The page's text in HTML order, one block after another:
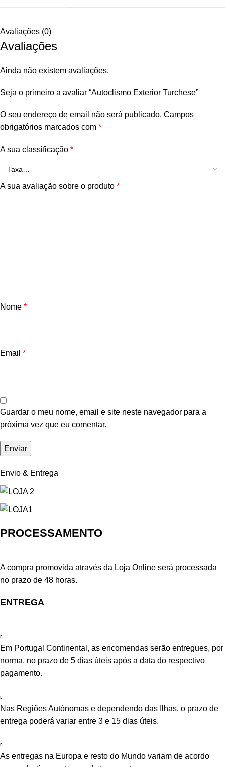
Avaliações (0)
Avaliações
Ainda não existem avaliações.
Seja o primeiro a avaliar “Autoclismo Exterior Turchese”
O seu endereço de email não será publicado. Campos
obrigatórios marcados com *
A sua classificação *
A sua avaliação sobre o produto *
Nome *
Email *
Guardar o meu nome, email e site neste navegador para a
próxima vez que eu comentar.
Envio & Entrega
PROCESSAMENTO
A compra promovida através da Loja Online será processada
no prazo de 48 horas.
ENTREGA
Em Portugal Continental, as encomendas serão entregues, por
norma, no prazo de 5 dias úteis após a data do respectivo
pagamento.
Nas Regiões Autónomas e dependendo das Ilhas, o prazo de
entrega poderá variar entre 3 e 15 dias úteis.
As entregas na Europa e resto do Mundo variam de acordo